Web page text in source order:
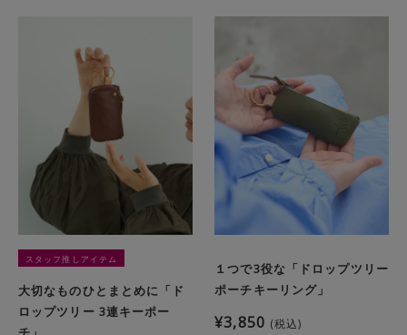
スタッフ推しアイテム
大切なものひとまとめに「ド
ロップツリー 3連キーポー
１つで3役な「ドロップツリー
ポーチキーリング」
¥3,850 税込